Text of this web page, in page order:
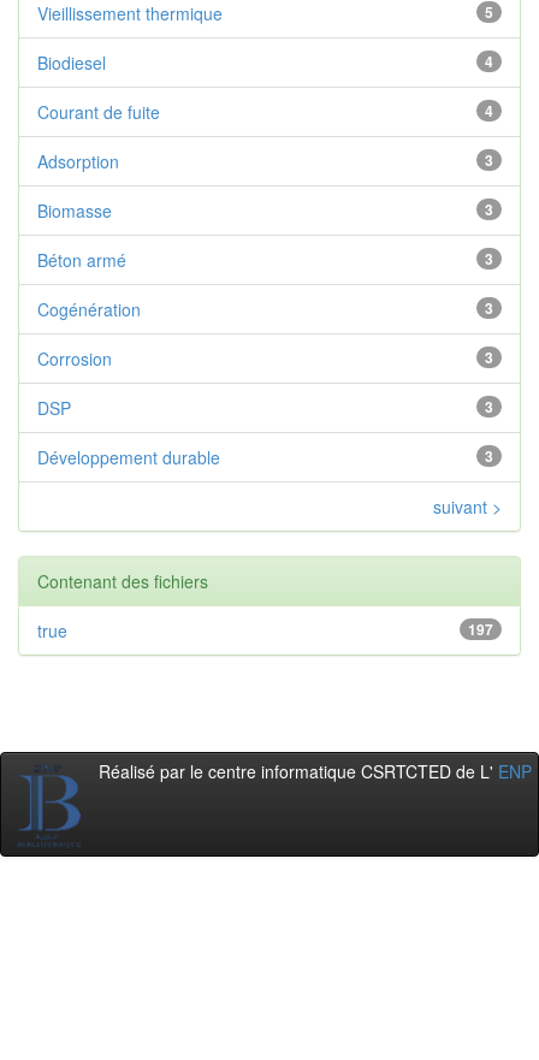
5
Vieillissement thermique
4
Biodiesel
4
Courant de fuite
3
Adsorption
3
Biomasse
3
Béton armé
3
Cogénération
3
Corrosion
3
DSP
3
Développement durable
suivant >
Contenant des fichiers
197
true
Réalisé par le centre informatique CSRTCTED de L' ENP